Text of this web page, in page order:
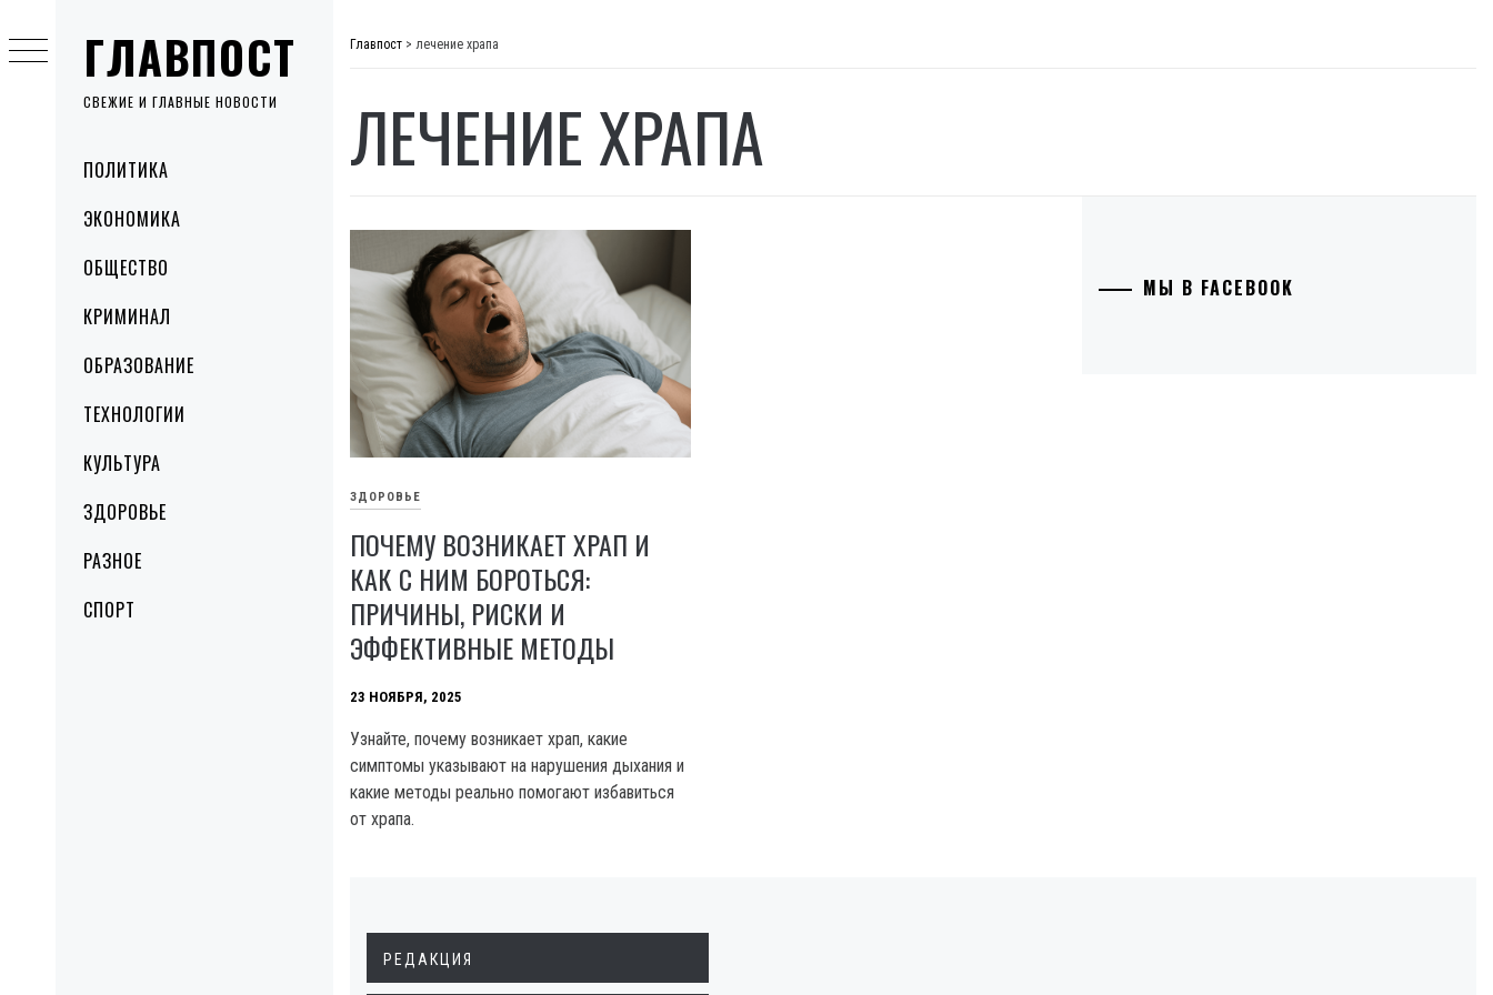
ГЛАВПОСТ
СВЕЖИЕ И ГЛАВНЫЕ НОВОСТИ
MenuПОЛИТИКА
ЭКОНОМИКА
ОБЩЕСТВО
КРИМИНАЛ
ОБРАЗОВАНИЕ
ТЕХНОЛОГИИ
КУЛЬТУРА
ЗДОРОВЬЕ
РАЗНОЕ
СПОРТ
to
content
Главпост > лечение храпа
ЛЕЧЕНИЕ ХРАПА
ЗДОРОВЬЕ
ПОЧЕМУ ВОЗНИКАЕТ ХРАП И
КАК С НИМ БОРОТЬСЯ:
ПРИЧИНЫ, РИСКИ И
ЭФФЕКТИВНЫЕ МЕТОДЫ
23 НОЯБРЯ, 2025
Узнайте, почему возникает храп, какие
симптомы указывают на нарушения дыхания и
какие методы реально помогают избавиться
от храпа.
МЫ В FACEBOOK
РЕДАКЦИЯ